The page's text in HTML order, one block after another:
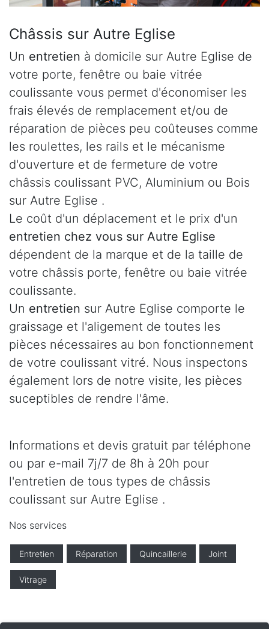
Châssis sur Autre Eglise
Un entretien à domicile sur Autre Eglise de
votre porte, fenêtre ou baie vitrée
coulissante vous permet d'économiser les
frais élevés de remplacement et/ou de
réparation de pièces peu coûteuses comme
les roulettes, les rails et le mécanisme
d'ouverture et de fermeture de votre
châssis coulissant PVC, Aluminium ou Bois
sur Autre Eglise .
Le coût d'un déplacement et le prix d'un
entretien chez vous sur Autre Eglise
dépendent de la marque et de la taille de
votre châssis porte, fenêtre ou baie vitrée
coulissante.
Un entretien sur Autre Eglise comporte le
graissage et l'aligement de toutes les
pièces nécessaires au bon fonctionnement
de votre coulissant vitré. Nous inspectons
également lors de notre visite, les pièces
suceptibles de rendre l'âme.
Informations et devis gratuit par téléphone
ou par e-mail 7j/7 de 8h à 20h pour
l'entretien de tous types de châssis
coulissant sur Autre Eglise .
Nos services
Entretien Réparation Quincaillerie Joint
Vitrage